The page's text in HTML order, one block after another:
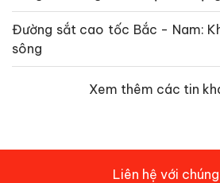
Đường sắt cao tốc Bắc - Nam:
sông
Xem thêm các tin
Liên hệ với